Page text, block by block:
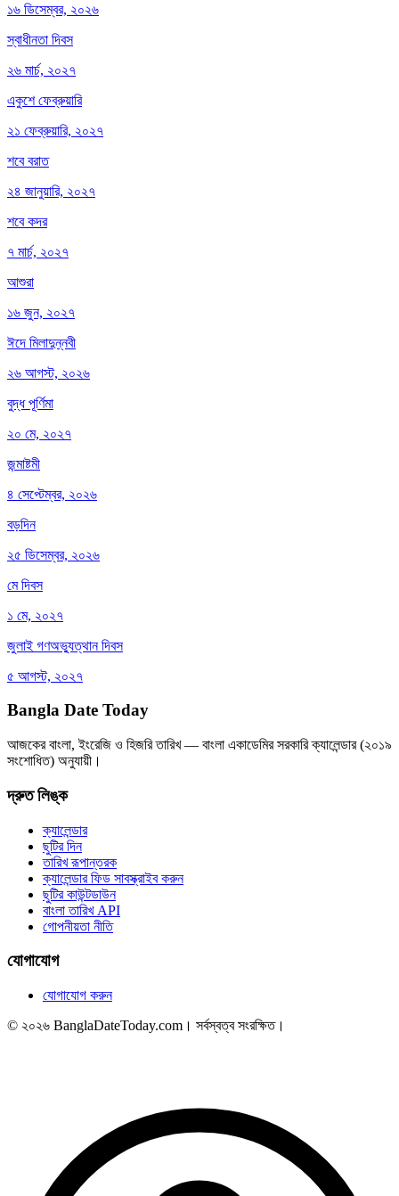
১৬ ডিসেম্বর, ২০২৬
স্বাধীনতা দিবস
২৬ মার্চ, ২০২৭
একুশে ফেব্রুয়ারি
২১ ফেব্রুয়ারি, ২০২৭
শবে বরাত
২৪ জানুয়ারি, ২০২৭
শবে কদর
৭ মার্চ, ২০২৭
আশুরা
১৬ জুন, ২০২৭
ঈদে মিলাদুন্নবী
২৬ আগস্ট, ২০২৬
বুদ্ধ পূর্ণিমা
২০ মে, ২০২৭
জন্মাষ্টমী
৪ সেপ্টেম্বর, ২০২৬
বড়দিন
২৫ ডিসেম্বর, ২০২৬
মে দিবস
১ মে, ২০২৭
জুলাই গণঅভ্যুত্থান দিবস
৫ আগস্ট, ২০২৭
Bangla Date Today
আজকের বাংলা, ইংরেজি ও হিজরি তারিখ — বাংলা একাডেমির সরকারি ক্যালেন্ডার (২০১৯
সংশোধিত) অনুযায়ী।
দ্রুত লিঙ্ক
ক্যালেন্ডার
ছুটির দিন
তারিখ রূপান্তরক
ক্যালেন্ডার ফিড সাবস্ক্রাইব করুন
ছুটির কাউন্টডাউন
বাংলা তারিখ API
গোপনীয়তা নীতি
যোগাযোগ
যোগাযোগ করুন
© ২০২৬ BanglaDateToday.com। সর্বস্বত্ব সংরক্ষিত।